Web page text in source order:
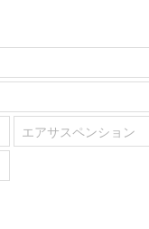
エアサスペンション